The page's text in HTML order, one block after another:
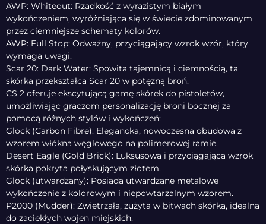
AWP: Whiteout: Rzadkość z wyrazistym białym
wykończeniem, wyróżniająca się w świecie zdominowanym
przez ciemniejsze schematy kolorów.
AWP: Full Stop: Odważny, przyciągający wzrok wzór, który
wymaga uwagi.
Scar 20: Dark Water: Spowita tajemnicą i ciemnością, ta
skórka przekształca Scar 20 w potężną broń.
CS 2 oferuje ekscytującą gamę skórek do pistoletów,
umożliwiając graczom personalizację broni bocznej za
pomocą różnych stylów i wykończeń:
Glock (Carbon Fibre): Elegancka, nowoczesna obudowa z
wzorem włókna węglowego na polimerowej ramie.
Desert Eagle (Gold Brick): Luksusowa i przyciągająca wzrok
skórka pokryta połyskującym złotem.
Glock (utwardzany): Posiada utwardzane metalowe
wykończenie z kolorowym i niepowtarzalnym wzorem.
P2000 (Mudder): Zwietrzała, zużyta w bitwach skórka, idealna
do zaciekłych wojen miejskich.